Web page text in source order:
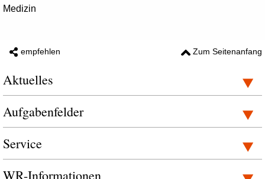
Medizin
empfehlen Zum Seitenanfang
Aktuelles
Aufgabenfelder
Service
WR-Informationen